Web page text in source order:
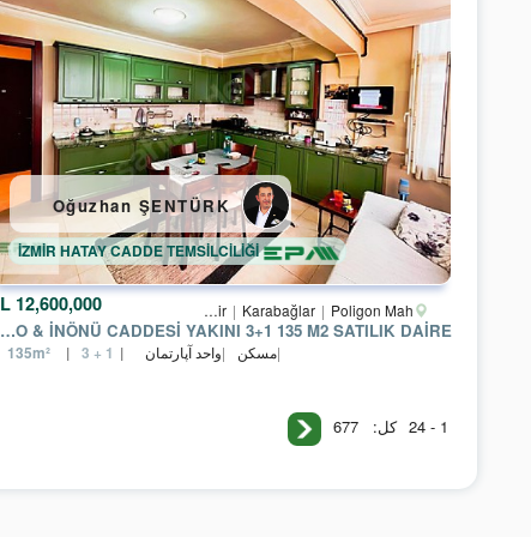
12,600,000 TL Izmir Karabağlar Poligon Mah.
POLİGON METRO & İNÖNÜ CADDESİ YAKINI 3+1 135 M2 SATILIK DAİRE
مسکن واحد آپارتمان 135m² 3 + 1
İZMİR HATAY CADDE TEMSİLCİLİĞİ
Oğuzhan ŞENTÜRK
1 - 24 کل: 677